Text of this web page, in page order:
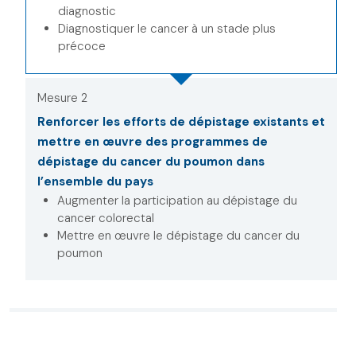
diagnostic
Diagnostiquer le cancer à un stade plus
précoce
Mesure 2
Renforcer les efforts de dépistage existants et
mettre en œuvre des programmes de
dépistage du cancer du poumon dans
l’ensemble du pays
Augmenter la participation au dépistage du
cancer colorectal
Mettre en œuvre le dépistage du cancer du
poumon